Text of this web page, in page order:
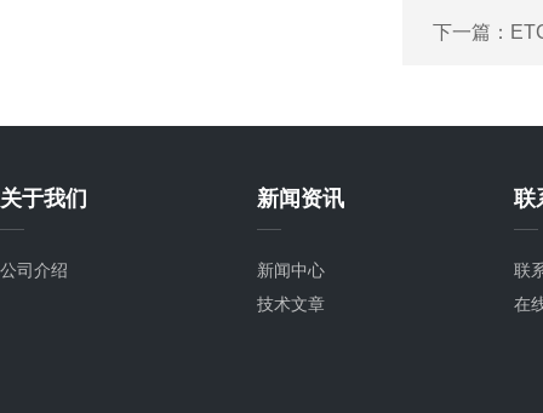
下一篇：
关于我们
公司介绍
新闻资讯
新闻中心
技术文章
联
联
在